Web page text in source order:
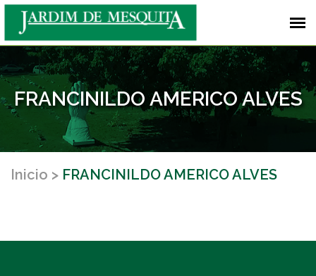
FRANCINILDO AMERICO ALVES
Inicio FRANCINILDO AMERICO ALVES